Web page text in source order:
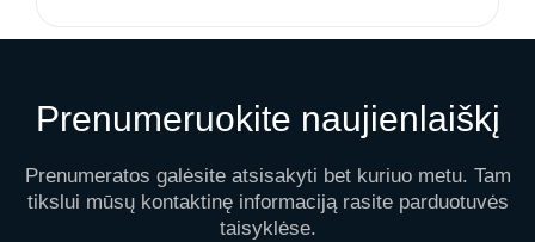
Prenumeruokite naujienlaiškį
Prenumeratos galėsite atsisakyti bet kuriuo metu. Tam
tikslui mūsų kontaktinę informaciją rasite parduotuvės
taisyklėse.